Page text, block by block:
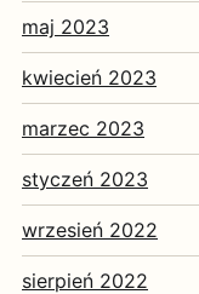
maj 2023
kwiecień 2023
marzec 2023
styczeń 2023
wrzesień 2022
sierpień 2022